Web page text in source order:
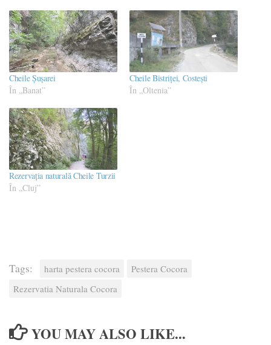
Cheile Șușarei
În „Banat”
Cheile Bistriței, Costeşti
În „Oltenia”
Rezervația naturală Cheile Turzii
În „Cluj”
Tags: harta pestera cocora
Pestera Cocora
Rezervatia Naturala Cocora
YOU MAY ALSO LIKE...